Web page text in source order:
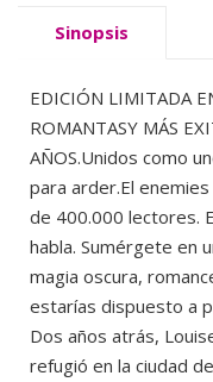
Sinopsis
EDICIÓN LIMITADA
ROMANTASY MÁS
AÑOS.Unidos como
para arder.El
de 400.000 lectores.
habla. Sumérgete en
magia oscura,
estarías dispuesto a
Dos años atrás,
refugió en la ciudad